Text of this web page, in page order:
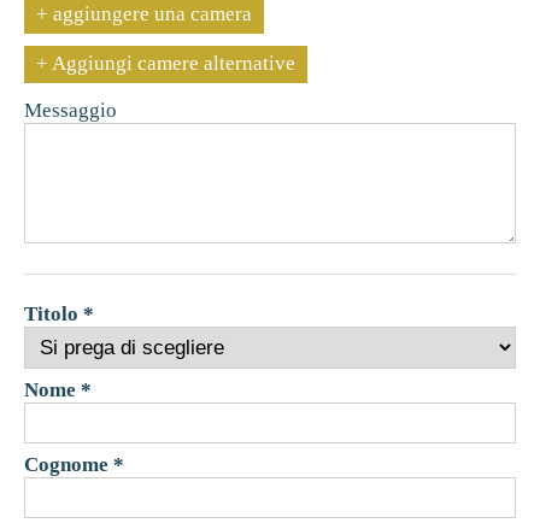
+ aggiungere una camera
+ Aggiungi camere alternative
Messaggio
Titolo *
Nome *
Cognome *